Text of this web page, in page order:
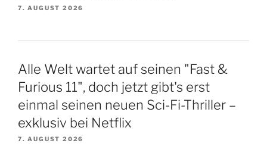
7. AUGUST 2026
Alle Welt wartet auf seinen "Fast &
Furious 11", doch jetzt gibt's erst
einmal seinen neuen Sci-Fi-Thriller –
exklusiv bei Netflix
7. AUGUST 2026